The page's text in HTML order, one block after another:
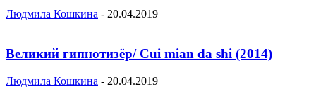
Людмила Кошкина - 20.04.2019
Великий гипнотизёр/ Cui mian da shi (2014)
Людмила Кошкина - 20.04.2019